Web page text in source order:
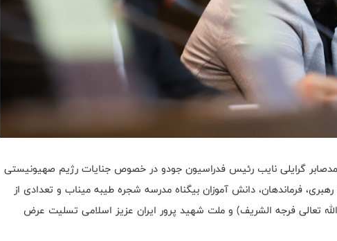
گرایلی نایب رئیس فدراسیون جودو در خصوص جنایات رژیم صهیونیستی
فرماندهان، دانش آموزان بیگناه مدرسه شجره طیبه میناب و تعدادی از
تعالی فرجه الشریف) و ملت شهید پرور ایران عزیز اسلامی تسلیت عرض